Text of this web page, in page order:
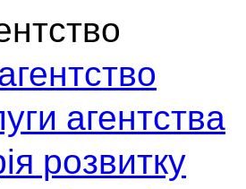
агентства
розвитку